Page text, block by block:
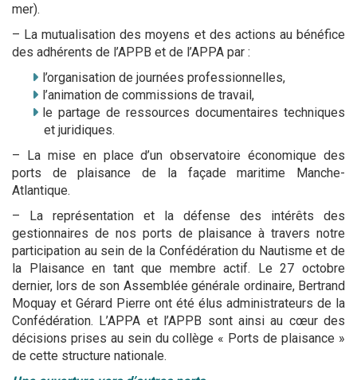
mer).
– La mutualisation des moyens et des actions au bénéfice
des adhérents de l’APPB et de l’APPA par :
l’organisation de journées professionnelles,
l’animation de commissions de travail,
le partage de ressources documentaires techniques
et juridiques.
– La mise en place d’un observatoire économique des
ports de plaisance de la façade maritime Manche-
Atlantique.
– La représentation et la défense des intérêts des
gestionnaires de nos ports de plaisance à travers notre
participation au sein de la Confédération du Nautisme et de
la Plaisance en tant que membre actif. Le 27 octobre
dernier, lors de son Assemblée générale ordinaire, Bertrand
Moquay et Gérard Pierre ont été élus administrateurs de la
Confédération. L’APPA et l’APPB sont ainsi au cœur des
décisions prises au sein du collège « Ports de plaisance »
de cette structure nationale.